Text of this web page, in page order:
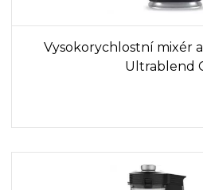
Vysokorychlostní mixér
Ultrablend